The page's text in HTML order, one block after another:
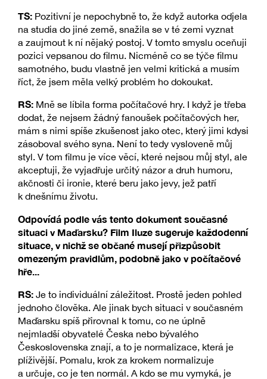
TS: Pozitivní je nepochybně to, že když autorka odjela
na studia do jiné země, snažila se v té zemi vyznat
a zaujmout k ní nějaký postoj. V tomto smyslu oceňuji
pozici vepsanou do filmu. Nicméně co se týče filmu
samotného, budu vlastně jen velmi kritická a musím
říct, že jsem měla velký problém ho dokoukat.
RS: Mně se líbila forma počítačové hry. I když je třeba
dodat, že nejsem žádný fanoušek počítačových her,
mám s nimi spíše zkušenost jako otec, který jimi kdysi
zásoboval svého syna. Není to tedy vysloveně můj
styl. V tom filmu je více věcí, které nejsou můj styl, ale
akceptuji, že vyjadřuje určitý názor a druh humoru,
akčnosti či ironie, které beru jako jevy, jež patří
k dnešnímu životu.
Odpovídá podle vás tento dokument současné
situaci v Maďarsku? Film Iluze sugeruje každodenní
situace, v nichž se občané musejí přizpůsobit
omezeným pravidlům, podobně jako v počítačové
hře...
RS: Je to individuální záležitost. Prostě jeden pohled
jednoho člověka. Ale jinak bych situaci v současném
Maďarsku spíš přirovnal k tomu, co ne úplně
nejmladší obyvatelé Česka nebo bývalého
Československa znají, a to je normalizace, která je
plíživější. Pomalu, krok za krokem normalizuje
a určuje, co je ten normál. A kdo se mu vymyká, je